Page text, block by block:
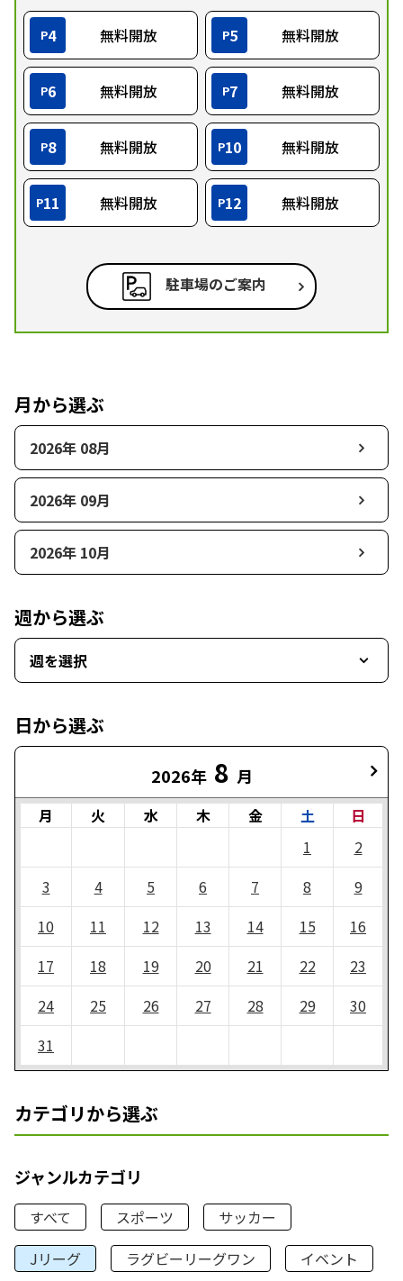
P4 無料開放 P5 無料開放
P6 無料開放 P7 無料開放
P8 無料開放 P10 無料開放
P11 無料開放 P12 無料開放
駐車場のご案内
月から選ぶ
2026年 08月
2026年 09月
2026年 10月
週から選ぶ
週を選択
日から選ぶ
2026年 8 月
月 火 水 木 金 土
日
1
2
3
4 5 6 7 8
9
10
11 12 13 14 15
16
17
18 19 20 21 22
23
24
25 26 27 28 29
30
31
カテゴリから選ぶ
ジャンルカテゴリ
すべて スポーツ
サッカー
Jリーグ
ラグビーリーグワン
イベント